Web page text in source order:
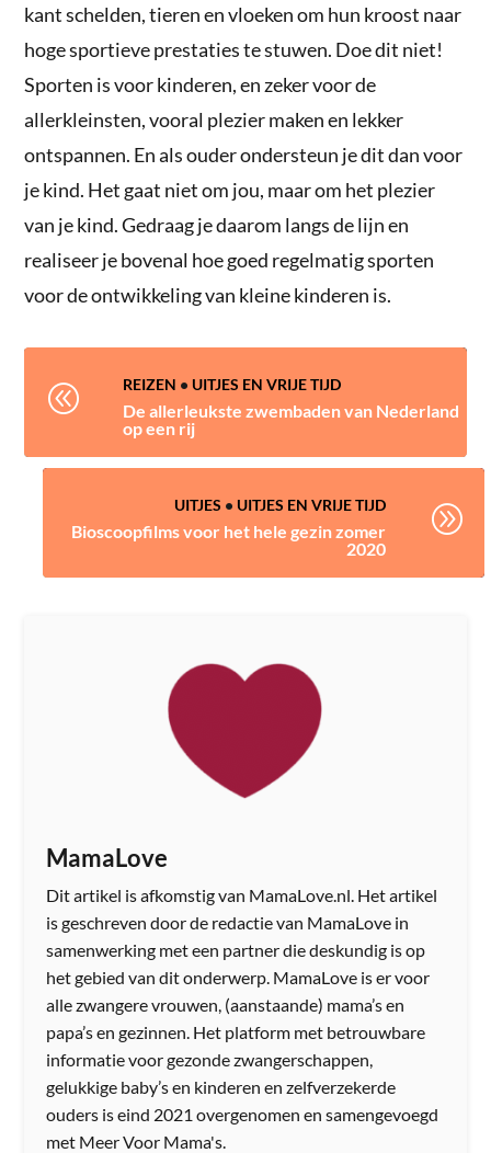
kant schelden, tieren en vloeken om hun kroost naar
hoge sportieve prestaties te stuwen. Doe dit niet!
Sporten is voor kinderen, en zeker voor de
allerkleinsten, vooral plezier maken en lekker
ontspannen. En als ouder ondersteun je dit dan voor
je kind. Het gaat niet om jou, maar om het plezier
van je kind. Gedraag je daarom langs de lijn en
realiseer je bovenal hoe goed regelmatig sporten
voor de ontwikkeling van kleine kinderen is.
@ REIZEN •UITJES EN VRIJE TIJD
De allerleukste zwembaden van Nederland
op een rij
UITJES • UITJES EN VRIJE TIJD
Bioscoopfilms voor het hele gezin zomer
2020
A
MamaLove
Dit artikel is afkomstig van MamaLove.nl. Het artikel
is geschreven door de redactie van MamaLove in
samenwerking met een partner die deskundig is op
het gebied van dit onderwerp. MamaLove is er voor
alle zwangere vrouwen, (aanstaande) mama’s en
papa’s en gezinnen. Het platform met betrouwbare
informatie voor gezonde zwangerschappen,
gelukkige baby’s en kinderen en zelfverzekerde
ouders is eind 2021 overgenomen en samengevoegd
met Meer Voor Mama's.